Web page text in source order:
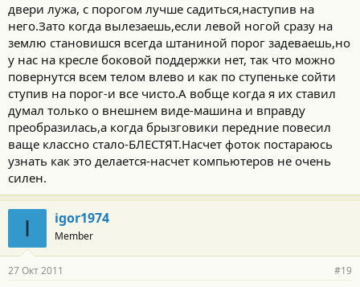
двери лужа, с порогом лучше садиться,наступив на
него.Зато когда вылезаешь,если левой ногой сразу на
землю становишся всегда штаниной порог задеваешь,но
у нас на кресле боковой поддержки нет, так что можно
повернутся всем телом влево и как по ступеньке сойти
ступив на порог-и все чисто.А вобще когда я их ставил
думал только о внешнем виде-машина и вправду
преобразилась,а когда брызговики передние повесил
ваще классно стало-БЛЕСТЯТ.Насчет фоток постараюсь
узнать как это делается-насчет компьютеров не очень
силен.
I igor1974
Member
27 Окт 2011 #19